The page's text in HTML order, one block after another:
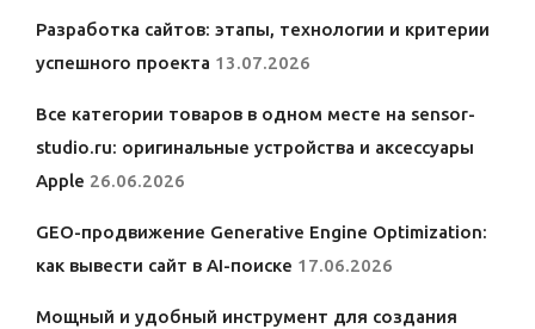
Разработка сайтов: этапы, технологии и критерии
успешного проекта 13.07.2026
Все категории товаров в одном месте на sensor-
studio.ru: оригинальные устройства и аксессуары
Apple 26.06.2026
GEO-продвижение Generative Engine Optimization:
как вывести сайт в AI-поиске 17.06.2026
Мощный и удобный инструмент для создания